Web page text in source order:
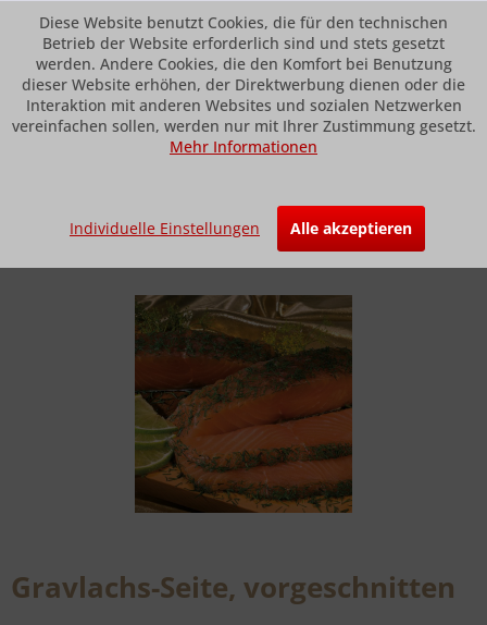
Menü
Gravlachs-Seite, vorgeschnitten
Gravlachs-Seite, vorgeschnitten
Diese Website benutzt Cookies, die für den technischen
Betrieb der Website erforderlich sind und stets gesetzt
werden. Andere Cookies, die den Komfort bei Benutzung
dieser Website erhöhen, der Direktwerbung dienen oder die
Interaktion mit anderen Websites und sozialen Netzwerken
vereinfachen sollen, werden nur mit Ihrer Zustimmung gesetzt.
Mehr Informationen
Individuelle Einstellungen Alle akzeptieren